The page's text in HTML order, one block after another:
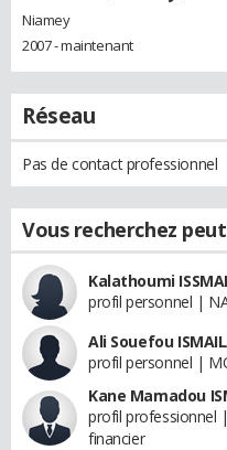
Niamey
2007 - maintenant
Réseau
Pas de contact professionnel
Vous recherchez
Kalathoumi
profil personnel |
Ali Souefou
profil personnel |
Kane Mamadou
profil professionnel
financier